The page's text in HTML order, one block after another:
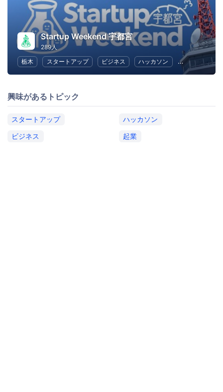
Startup Weekend 宇都宮
289人
栃木
スタートアップ ビジネス ハッカソン 起業 女性
興味があるトピック
スタートアップ
ハッカソン
ビジネス
起業